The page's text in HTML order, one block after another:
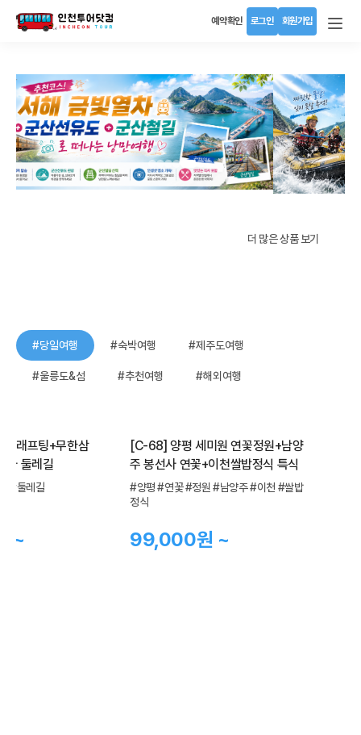
예약확인 로그인 회원가입
더 많은 상품 보기
#당일여행 #숙박여행 #제주도여행
#울릉도&섬 #추천여행 #해외여행
한삼
[C-68] 양평 세미원 연꽃정원+남양
주 봉선사 연꽃+이천쌀밥정식 특식
#양평 #연꽃 #정원 #남양주 #이천 #쌀밥
99,000원 ~
[C-213C] 추
국화축제+아
원
#익산 #국화 #